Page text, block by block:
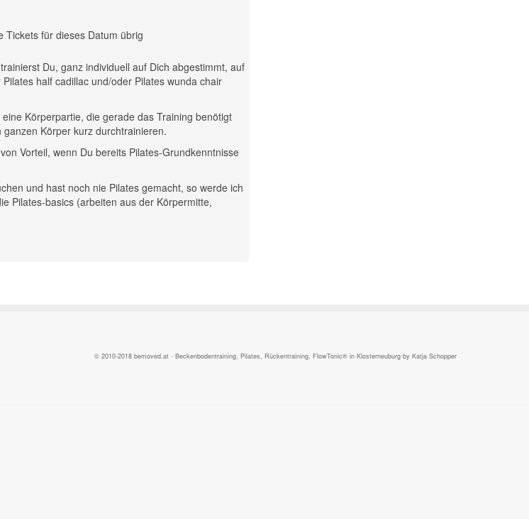
Tickets für dieses Datum übrig
Du, ganz individuell auf Dich abgestimmt, auf
half cadillac und/oder Pilates wunda chair
Körperpartie, die gerade das Training benötigt
Körper kurz durchtrainieren.
Vorteil, wenn Du bereits Pilates-Grundkenntnisse
und hast noch nie Pilates gemacht, so werde ich
Pilates-basics (arbeiten aus der Körpermitte,
© 2010-2018 bemoved.at - Beckenbodentraining, Pilates, Rückentraining, FlowTonic® in Klosterneuburg by Katja Schopper